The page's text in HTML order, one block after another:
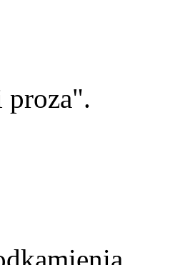
proza".